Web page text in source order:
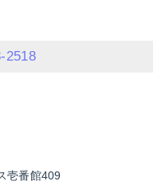
2518
壱番館409